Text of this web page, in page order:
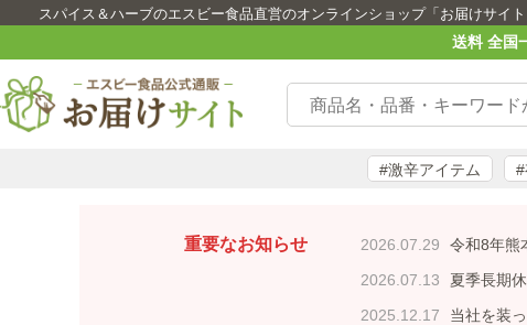
スパイス＆ハーブのエスビー食品直営のオンラインショップ「お届けサイト
送料 全国
#激辛アイテム
重要なお知らせ 2026.07.29
令和8年熊
2026.07.13
夏季長期
2025.12.17
当社を装